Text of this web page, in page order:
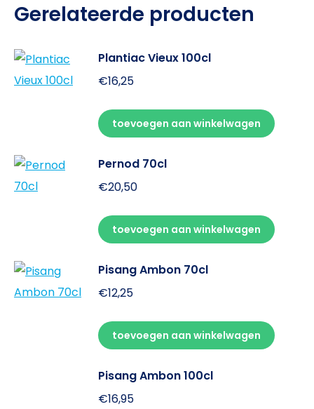
Gerelateerde producten
Plantiac Vieux 100cl
€16,25
toevoegen aan winkelwagen
Pernod 70cl
€20,50
toevoegen aan winkelwagen
Pisang Ambon 70cl
€12,25
toevoegen aan winkelwagen
Pisang Ambon 100cl
€16,95